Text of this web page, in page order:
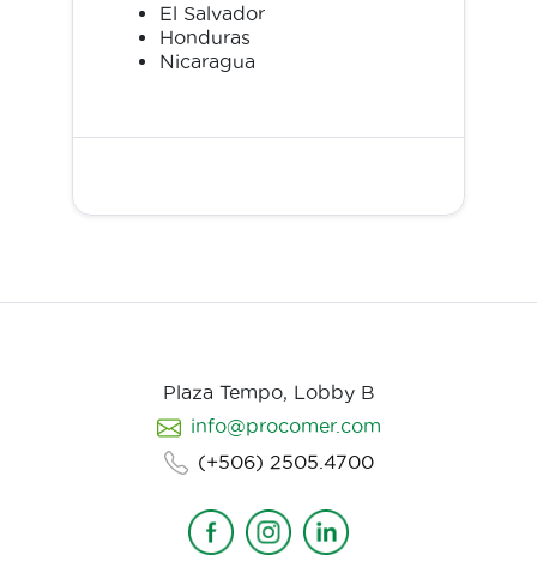
El Salvador
Honduras
Nicaragua
Plaza Tempo, Lobby B
info@procomer.com
(+506) 2505.4700